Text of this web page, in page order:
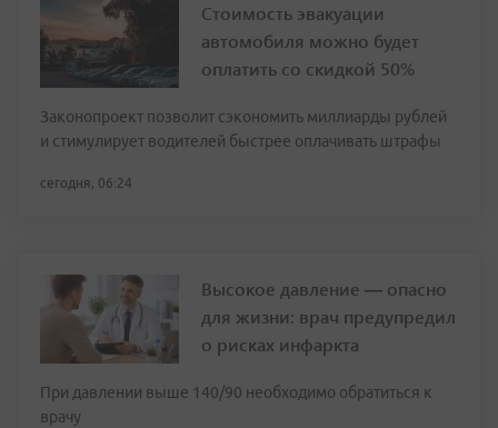
Стоимость эвакуации
автомобиля можно будет
оплатить со скидкой 50%
Законопроект позволит сэкономить миллиарды рублей
и стимулирует водителей быстрее оплачивать штрафы
сегодня, 06:24
Высокое давление — опасно
для жизни: врач предупредил
о рисках инфаркта
При давлении выше 140/90 необходимо обратиться к
врачу